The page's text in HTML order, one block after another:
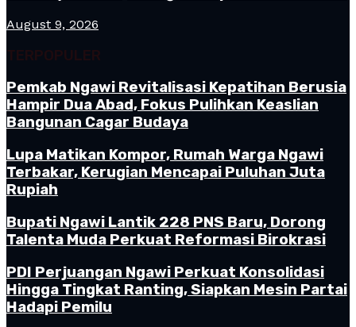
August 9, 2026
TERPOPULER
Pemkab Ngawi Revitalisasi Kepatihan Berusia
Hampir Dua Abad, Fokus Pulihkan Keaslian
Bangunan Cagar Budaya
Lupa Matikan Kompor, Rumah Warga Ngawi
Terbakar, Kerugian Mencapai Puluhan Juta
Rupiah
Bupati Ngawi Lantik 228 PNS Baru, Dorong
Talenta Muda Perkuat Reformasi Birokrasi
PDI Perjuangan Ngawi Perkuat Konsolidasi
Hingga Tingkat Ranting, Siapkan Mesin Partai
Hadapi Pemilu